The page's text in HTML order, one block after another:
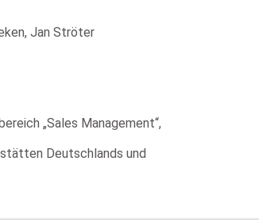
Jan Ströter
„Sales Management“,
Deutschlands und